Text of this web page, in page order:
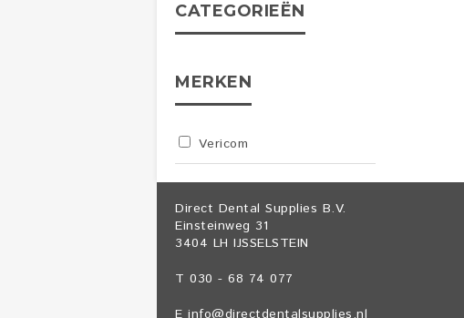
CATEGORIEËN
MERKEN
Vericom
Direct Dental Supplies B.V.
Einsteinweg 31
3404 LH IJSSELSTEIN
T 030 - 68 74 077
E info@directdentalsupplies.nl